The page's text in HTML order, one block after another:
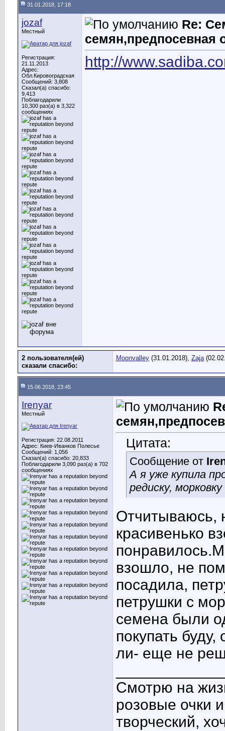
31.01.2018, 17:18
jozaf
Местный
Регистрация:
21.11.2013
Адрес:
Обл.Кировоградская
Сообщений: 3,808
Сказал(а) спасибо:
9,413
Поблагодарили
10,300 раз(а) в 3,322
сообщениях
Re:
семян,предпосевная
http://
2 пользователя(ей)
сказали cпасибо:
Moonvalley (31.01.2018), Zaja
15.06.2018, 23:45
Irenyar
Местный
Регистрация: 22.08.2011
Адрес: Киев-Иванков Полесье
Сообщений: 1,056
Сказал(а) спасибо: 20,833
Поблагодарили 3,090 раз(а) в 702
сообщениях
Цитата:
Сообщение от
А я уже купила
редиску,
Отчитываюсь,
красивенько
взошло, не
посадила,
петрушки с
семена были
покупать
ли- еще не
Смотрю на
розовые очки
творческий,